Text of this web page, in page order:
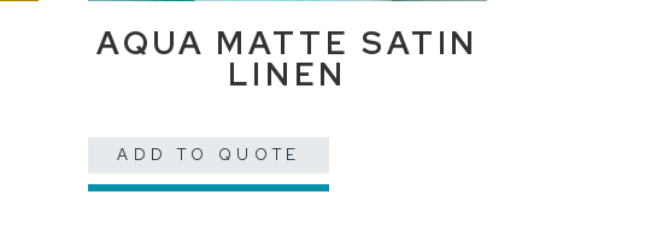
AQUA MATTE SATIN
LINEN
ADD TO QUOTE